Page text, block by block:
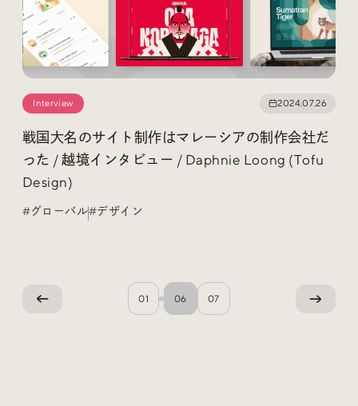
Interview 2024.07.26
戦国大名のサイト制作はマレーシアの制作会社だ
った / 越境インタビュー / Daphnie Loong (Tofu
Design)
#グローバル#デザイン
01 06 07